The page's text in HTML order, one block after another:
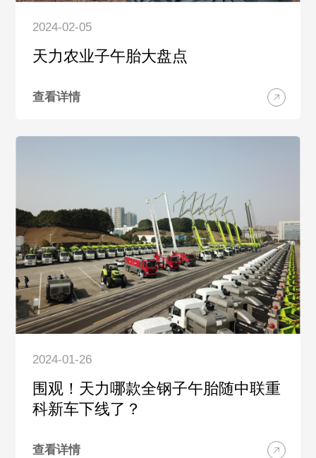
2024-02-05
天力农业子午胎大盘点
查看详情
2024-01-26
围观！天力哪款全钢子午胎随中联重
科新车下线了？
查看详情